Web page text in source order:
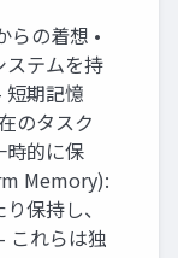
らの着想 •
ステムを持
短期記憶
のタスク
時的に保
Memory):
保持し、
これらは独